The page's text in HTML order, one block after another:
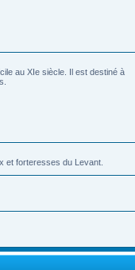
au XIe siècle. Il est destiné à
et forteresses du Levant.